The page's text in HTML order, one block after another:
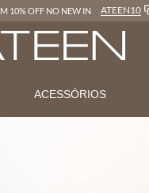
COMPRAS ACIMA DE R$600
ACESSÓRIOS